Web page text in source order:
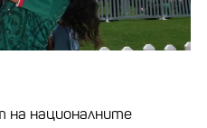
националните